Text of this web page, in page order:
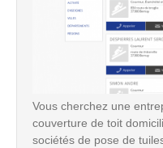
Vous cherchez une
couverture de toit
sociétés de pose de